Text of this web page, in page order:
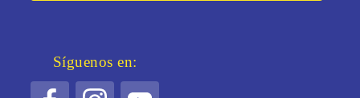
Síguenos en: